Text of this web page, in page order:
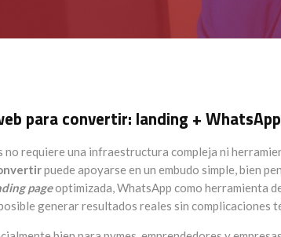
para convertir: landing +
requiere una infraestructura compleja ni
puede apoyarse en un embudo simple, bien
pageoptimizada, WhatsApp como herramienta
generar resultados reales sin complicaciones